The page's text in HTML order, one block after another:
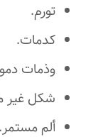
تورم.
كدمات.
وذمات
شكل غير
ألم مستمر.